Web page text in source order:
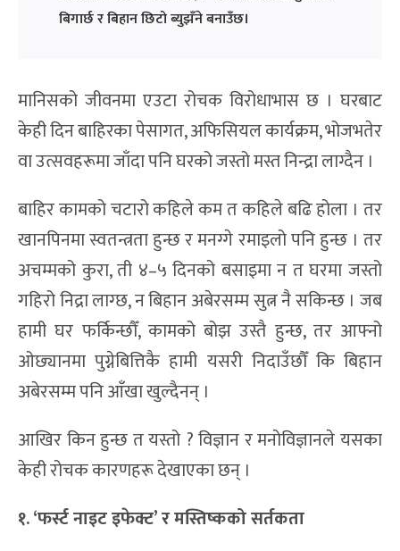
बिगार्छ र बिहान छिटो ब्युझँने बनाउँछ।
मानिसको जीवनमा एउटा रोचक विरोधाभास छ । घरबाट
केही दिन बाहिरका पेसागत, अफिसियल कार्यक्रम, भोजभतेर
वा उत्सवहरूमा जाँदा पनि घरको जस्तो मस्त निन्द्रा लाग्दैन ।
बाहिर कामको चटारो कहिले कम त कहिले बढि होला । तर
खानपिनमा स्वतन्त्रता हुन्छ र मनग्गे रमाइलो पनि हुन्छ । तर
अचम्मको कुरा, ती ४–५ दिनको बसाइमा न त घरमा जस्तो
गहिरो निद्रा लाग्छ, न बिहान अबेरसम्म सुत्न नै सकिन्छ । जब
हामी घर फर्किन्छौँ, कामको बोझ उस्तै हुन्छ, तर आफ्नो
ओछ्यानमा पुग्नेबित्तिकै हामी यसरी निदाउँछौँ कि बिहान
अबेरसम्म पनि आँखा खुल्दैनन् ।
आखिर किन हुन्छ त यस्तो ? विज्ञान र मनोविज्ञानले यसका
केही रोचक कारणहरू देखाएका छन् ।
१. ‘फर्स्ट नाइट इफेक्ट’ र मस्तिष्कको सर्तकता